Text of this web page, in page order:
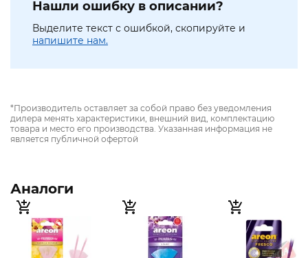
Нашли ошибку в описании?
Выделите текст с ошибкой, скопируйте и
напишите нам.
*Производитель оставляет за собой право без уведомления
дилера менять характеристики, внешний вид, комплектацию
товара и место его производства. Указанная информация не
является публичной офертой
Аналоги